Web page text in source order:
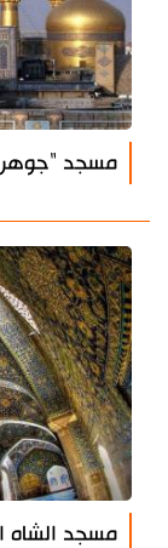
مسجد
مسجد الشاه